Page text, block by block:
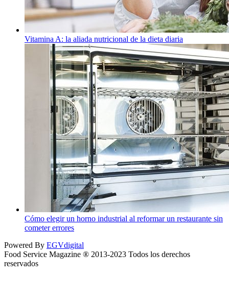
Vitamina A: la aliada nutricional de la dieta diaria
Cómo elegir un horno industrial al reformar un restaurante sin
cometer errores
Powered By EGVdigital
Food Service Magazine ® 2013-2023 Todos los derechos
reservados